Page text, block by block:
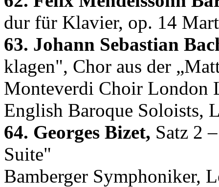
dur für Klavier, op. 14
63. Johann Sebastian
klagen", Chor aus der
Monteverdi Choir London
English Baroque Soloists,
64. Georges Bizet, Satz 2
Suite"
Bamberger Symphoniker,